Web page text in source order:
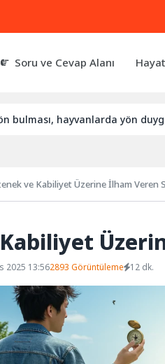
Soru ve Cevap Alanı
hayvanlarda yön duygusu
ve Kabiliyet Üzerine İlham Veren
2025 13:562893 Görüntüleme 12 dk.